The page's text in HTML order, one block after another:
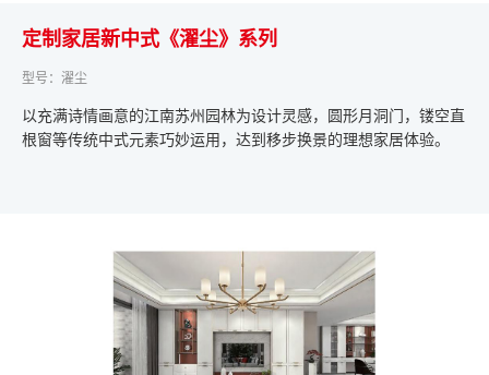
定制家居新中式《濯尘》系列
型号：濯尘
以充满诗情画意的江南苏州园林为设计灵感，圆形月洞门，镂空直
根窗等传统中式元素巧妙运用，达到移步换景的理想家居体验。